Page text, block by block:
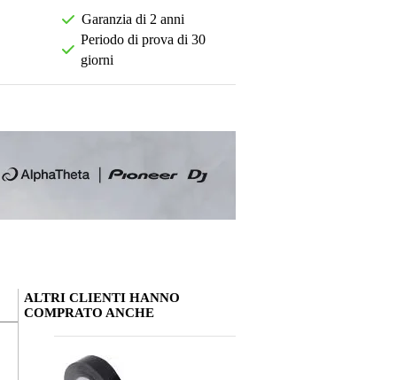
Garanzia di 2 anni
Periodo di prova di 30
giorni
La tua opinione
ALTRI CLIENTI HANNO
COMPRATO ANCHE